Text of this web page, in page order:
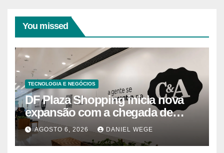
You missed
TECNOLOGIA E NEGÓCIOS
DF Plaza Shopping inicia nova
expansão com a chegada de
grandes marcas e inauguração
de espaço infantil – Dicas da
Capital
AGOSTO 6, 2026 DANIEL WEGE